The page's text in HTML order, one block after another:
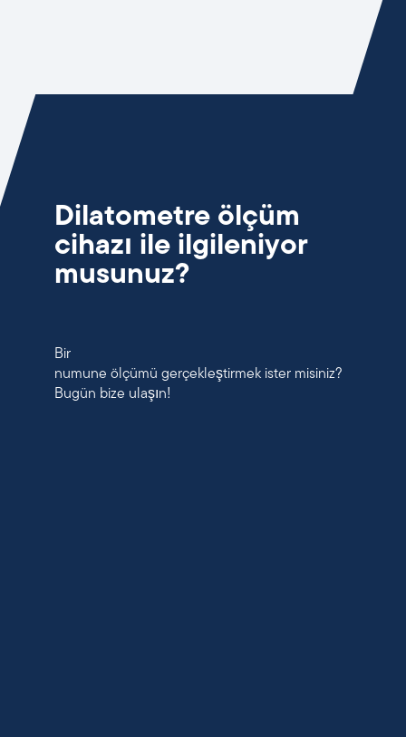
Dilatometre ölçüm
cihazı ile ilgileniyor
musunuz?
Bir
numune ölçümü gerçekleştirmek ister misiniz?
Bugün bize ulaşın!